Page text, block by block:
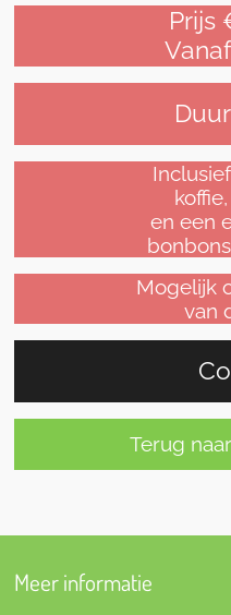
Prijs
en een
Mogelijk
van
Terug
Meer informatie